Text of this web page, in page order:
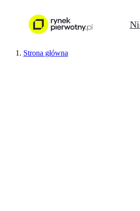
Strona główna